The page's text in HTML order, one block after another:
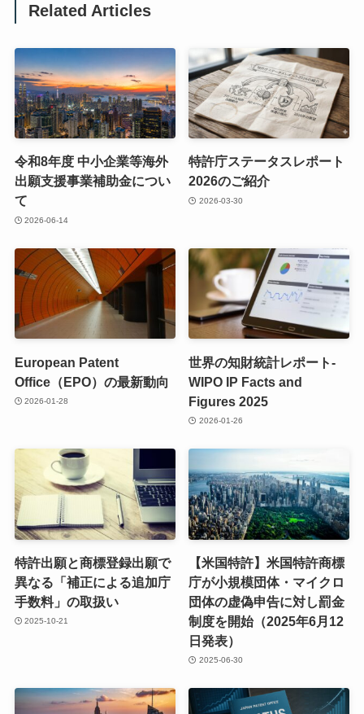
Related Articles
令和8年度 中小企業等海外
出願支援事業補助金につい
て
2026-06-14
特許庁ステータスレポート
2026のご紹介
2026-03-30
European Patent
Office（EPO）の最新動向
2026-01-28
世界の知財統計レポート-
WIPO IP Facts and
Figures 2025
2026-01-26
特許出願と商標登録出願で
異なる「補正による追加庁
手数料」の取扱い
2025-10-21
【米国特許】米国特許商標
庁が小規模団体・マイクロ
団体の虚偽申告に対し罰金
制度を開始（2025年6月12
日発表）
2025-06-30